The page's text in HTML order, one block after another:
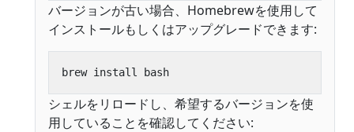
バージョンが古い場合、Homebrewを使用して
インストールもしくはアップグレードできます:
シェルをリロードし、希望するバージョンを使
用していることを確認してください: